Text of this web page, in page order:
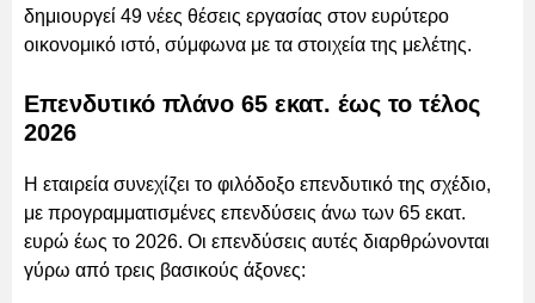
δημιουργεί 49 νέες θέσεις εργασίας στον ευρύτερο
οικονομικό ιστό, σύμφωνα με τα στοιχεία της μελέτης.
Επενδυτικό πλάνο 65 εκατ. έως το τέλος
2026
Η εταιρεία συνεχίζει το φιλόδοξο επενδυτικό της σχέδιο,
με προγραμματισμένες επενδύσεις άνω των 65 εκατ.
ευρώ έως το 2026. Οι επενδύσεις αυτές διαρθρώνονται
γύρω από τρεις βασικούς άξονες: